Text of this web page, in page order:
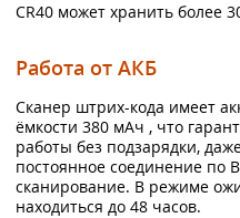
CR40 может хранить более
Работа от АКБ
Сканер штрих-кода имеет
ёмкости 380 мАч , что
работы без подзарядки,
постоянное соединение по
сканирование. В режиме
находиться до 48 часов.